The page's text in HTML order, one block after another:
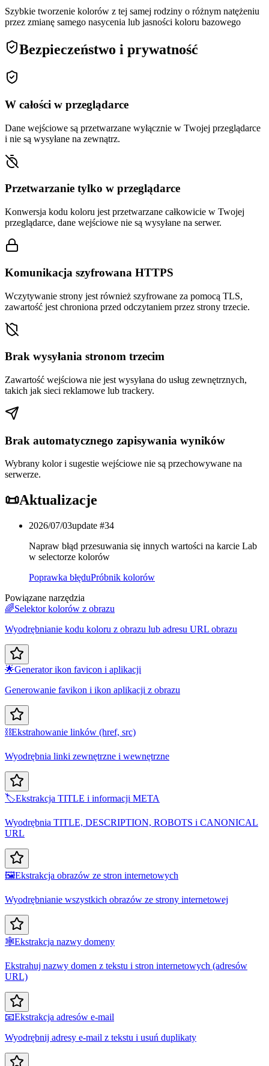
Szybkie tworzenie kolorów z tej samej rodziny o różnym natężeniu
przez zmianę samego nasycenia lub jasności koloru bazowego
Bezpieczeństwo i prywatność
W całości w przeglądarce
Dane wejściowe są przetwarzane wyłącznie w Twojej przeglądarce
i nie są wysyłane na zewnątrz.
Przetwarzanie tylko w przeglądarce
Konwersja kodu koloru jest przetwarzane całkowicie w Twojej
przeglądarce, dane wejściowe nie są wysyłane na serwer.
Komunikacja szyfrowana HTTPS
Wczytywanie strony jest również szyfrowane za pomocą TLS,
zawartość jest chroniona przed odczytaniem przez strony trzecie.
Brak wysyłania stronom trzecim
Zawartość wejściowa nie jest wysyłana do usług zewnętrznych,
takich jak sieci reklamowe lub trackery.
Brak automatycznego zapisywania wyników
Wybrany kolor i sugestie wejściowe nie są przechowywane na
serwerze.
📜Aktualizacje
2026/07/03update #34
Napraw błąd przesuwania się innych wartości na karcie Lab
w selectorze kolorów
Poprawka błęduPróbnik kolorów
Powiązane narzędzia
🌈Selektor kolorów z obrazu
Wyodrębnianie kodu koloru z obrazu lub adresu URL obrazu
🌟Generator ikon favicon i aplikacji
Generowanie favikon i ikon aplikacji z obrazu
⛓️Ekstrahowanie linków (href, src)
Wyodrębnia linki zewnętrzne i wewnętrzne
🏷️Ekstrakcja TITLE i informacji META
Wyodrębnia TITLE, DESCRIPTION, ROBOTS i CANONICAL
URL
🖼️Ekstrakcja obrazów ze stron internetowych
Wyodrębnianie wszystkich obrazów ze strony internetowej
🕸️Ekstrakcja nazwy domeny
Ekstrahuj nazwy domen z tekstu i stron internetowych (adresów
URL)
📧Ekstrakcja adresów e-mail
Wyodrębnij adresy e-mail z tekstu i usuń duplikaty